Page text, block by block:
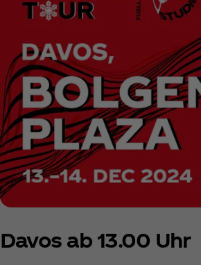
Davos ab 13.00 Uhr